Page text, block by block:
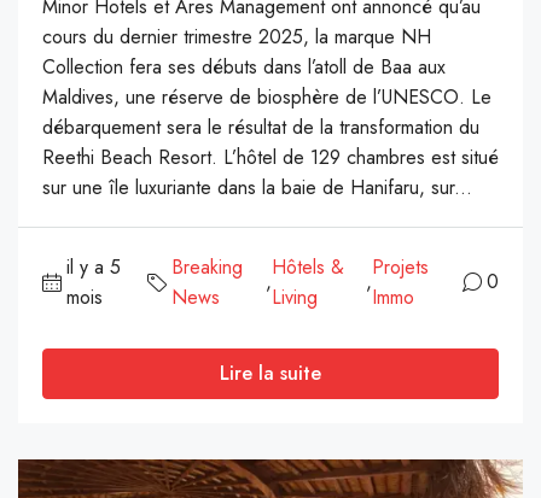
Minor Hotels et Ares Management ont annoncé qu’au
cours du dernier trimestre 2025, la marque NH
Collection fera ses débuts dans l’atoll de Baa aux
Maldives, une réserve de biosphère de l’UNESCO. Le
débarquement sera le résultat de la transformation du
Reethi Beach Resort. L’hôtel de 129 chambres est situé
sur une île luxuriante dans la baie de Hanifaru, sur...
il y a 5
mois
Breaking
News
,
Hôtels &
Living
,
Projets
Immo
0
Lire la suite